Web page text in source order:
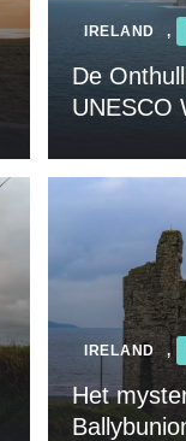
IRELAND ,
De
UNESCO
IRELAND ,
Het